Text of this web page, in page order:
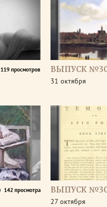
119 просмотров ВЫПУСК
31 октября
142 просмотра ВЫПУСК
27 октября